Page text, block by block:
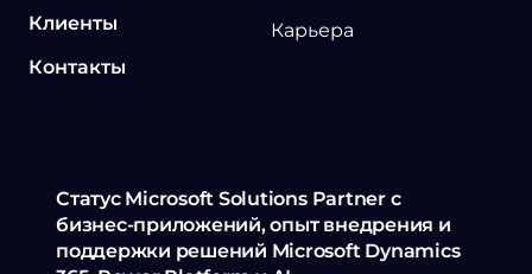
Клиенты
Контакты
Карьера
Статус Microsoft Solutions Partner с
бизнес-приложений, опыт внедрения и
поддержки решений Microsoft Dynamics